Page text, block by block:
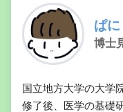
ぱに
博士
国立地方大学の大学
修了後、医学の基礎